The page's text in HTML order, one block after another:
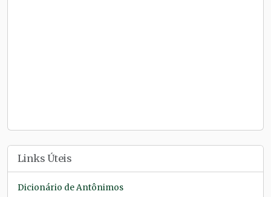
Links Úteis
Dicionário de Antônimos